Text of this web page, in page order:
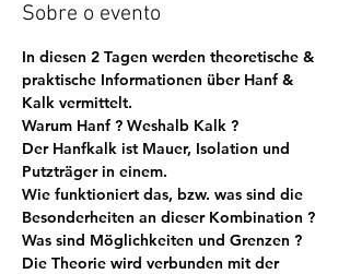
Sobre o evento
In diesen 2 Tagen werden theoretische &
praktische Informationen über Hanf &
Kalk vermittelt.
Warum Hanf ? Weshalb Kalk ?
Der Hanfkalk ist Mauer, Isolation und
Putzträger in einem.
Wie funktioniert das, bzw. was sind die
Besonderheiten an dieser Kombination ?
Was sind Möglichkeiten und Grenzen ?
Die Theorie wird verbunden mit der